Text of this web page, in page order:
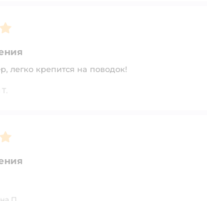
легко крепится на поводок!